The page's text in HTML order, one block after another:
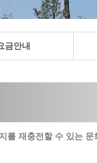
금안내
를 재충전할 수 있는